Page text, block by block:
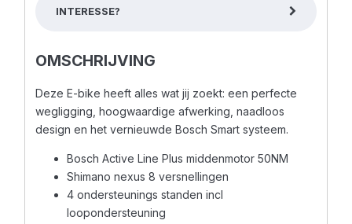
INTERESSE?
OMSCHRIJVING
Deze E-bike heeft alles wat jij zoekt: een perfecte
wegligging, hoogwaardige afwerking, naadloos
design en het vernieuwde Bosch Smart systeem.
Bosch Active Line Plus middenmotor 50NM
Shimano nexus 8 versnellingen
4 ondersteunings standen incl
loopondersteuning